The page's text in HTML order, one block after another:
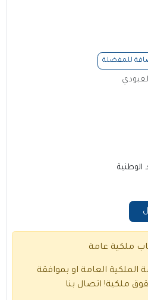
للمفضلة
الوطنية
ملكية عامة
الملكية العامة او بموافقة
ملكية! اتصال بنا